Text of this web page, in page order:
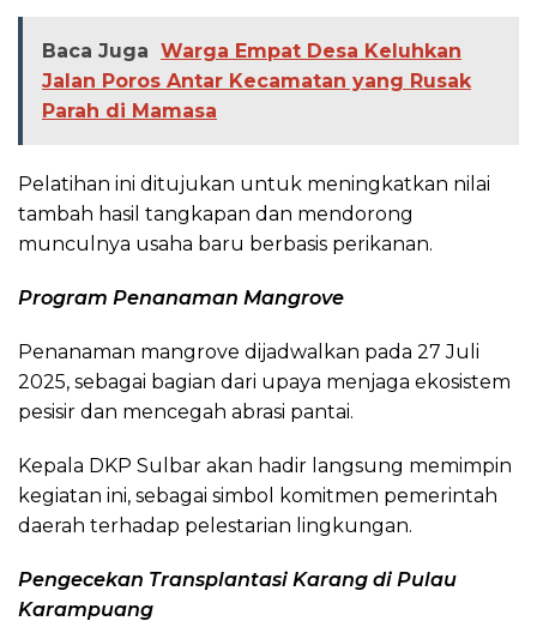
Baca Juga Warga Empat Desa Keluhkan
Jalan Poros Antar Kecamatan yang Rusak
Parah di Mamasa
Pelatihan ini ditujukan untuk meningkatkan nilai
tambah hasil tangkapan dan mendorong
munculnya usaha baru berbasis perikanan.
Program Penanaman Mangrove
Penanaman mangrove dijadwalkan pada 27 Juli
2025, sebagai bagian dari upaya menjaga ekosistem
pesisir dan mencegah abrasi pantai.
Kepala DKP Sulbar akan hadir langsung memimpin
kegiatan ini, sebagai simbol komitmen pemerintah
daerah terhadap pelestarian lingkungan.
Pengecekan Transplantasi Karang di Pulau
Karampuang